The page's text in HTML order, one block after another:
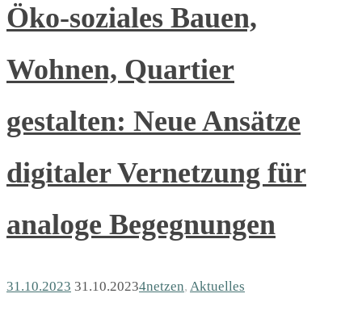
Öko-soziales Bauen,
Wohnen, Quartier
gestalten: Neue Ansätze
digitaler Vernetzung für
analoge Begegnungen
31.10.2023 31.10.20234netzen, Aktuelles